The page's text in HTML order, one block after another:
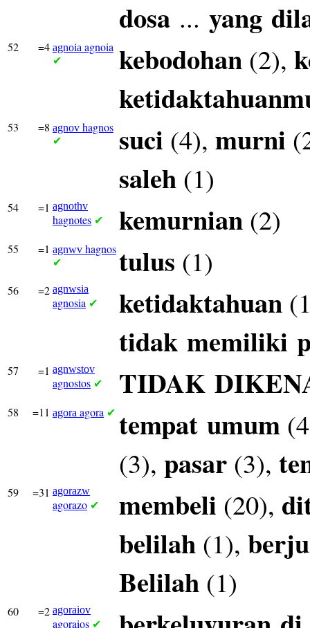
dosa ... yang
52 =4 agnoia agnoia
✔ kebodohan (2),
53 =8 agnov hagnos
✔ suci (4), murni
saleh (1)
54 =1 agnothv
hagnotes ✔ kemurnian (2)
55 =1 agnwv hagnos
✔ tulus (1)
56 =2 agnwsia
agnosia ✔ ketidaktahuan
tidak memiliki
57 =1 agnwstov
agnostos ✔ TIDAK
58 =11 agora agora ✔ tempat umum
(3), pasar (3),
59 =31 agorazw
agorazo ✔ membeli (20),
belilah (1),
Belilah (1)
60 =2 agoraiov
agoraios ✔